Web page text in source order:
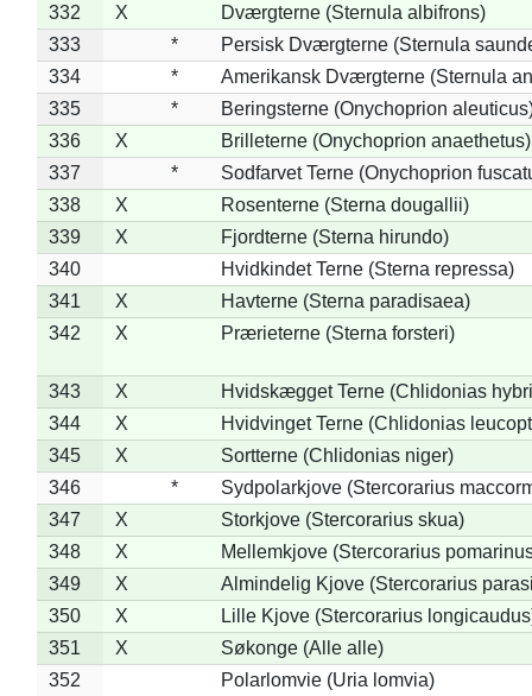
332
X
Dværgterne (Sternula albifrons)
333
*
Persisk Dværgterne (Sternula
334
*
Amerikansk Dværgterne (Sternula
335
*
Beringsterne (Onychoprion
336
X
Brilleterne (Onychoprion anaethetus)
337
*
Sodfarvet Terne (Onychoprion
338
X
Rosenterne (Sterna dougallii)
339
X
Fjordterne (Sterna hirundo)
340
Hvidkindet Terne (Sterna repressa)
341
X
Havterne (Sterna paradisaea)
342
X Prærieterne (Sterna forsteri)
343 X
Hvidskægget Terne (Chlidonias
344
X
Hvidvinget Terne (Chlidonias
345
X
Sortterne (Chlidonias niger)
346
*
Sydpolarkjove (Stercorarius
347
X
Storkjove (Stercorarius skua)
348
X
Mellemkjove (Stercorarius
349
X
Almindelig Kjove (Stercorarius
350
X
Lille Kjove (Stercorarius
351
X
Søkonge (Alle alle)
352
Polarlomvie (Uria lomvia)